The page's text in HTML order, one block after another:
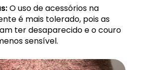
O uso de acessórios na
é mais tolerado, pois as
ter desaparecido e o couro
sensível.